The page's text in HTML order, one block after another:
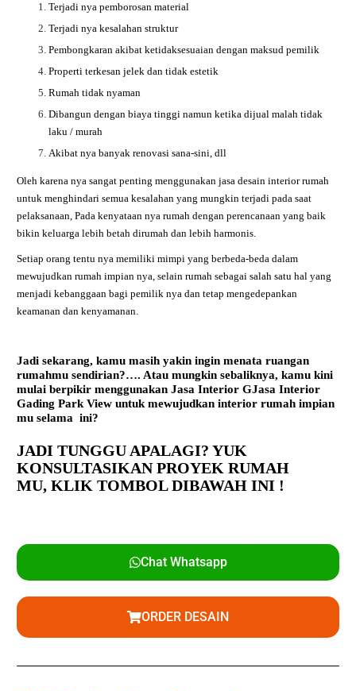
Terjadi nya pemborosan material
Terjadi nya kesalahan struktur
Pembongkaran akibat ketidaksesuaian dengan maksud pemilik
Properti terkesan jelek dan tidak estetik
Rumah tidak nyaman
Dibangun dengan biaya tinggi namun ketika dijual malah tidak
laku / murah
Akibat nya banyak renovasi sana-sini, dll
Oleh karena nya sangat penting menggunakan jasa desain interior rumah
untuk menghindari semua kesalahan yang mungkin terjadi pada saat
pelaksanaan, Pada kenyataan nya rumah dengan perencanaan yang baik
bikin keluarga lebih betah dirumah dan lebih harmonis.
Setiap orang tentu nya memiliki mimpi yang berbeda-beda dalam
mewujudkan rumah impian nya, selain rumah sebagai salah satu hal yang
menjadi kebanggaan bagi pemilik nya dan tetap mengedepankan
keamanan dan kenyamanan.
Jadi sekarang, kamu masih yakin ingin menata ruangan
rumahmu sendirian?…. Atau mungkin sebaliknya, kamu kini
mulai berpikir menggunakanJasa Interior GJasa Interior
Gading Park View untuk mewujudkan interior rumah impian
mu selama ini?
JADI TUNGGU APALAGI? YUK
KONSULTASIKAN PROYEK RUMAH
MU,KLIK TOMBOL DIBAWAH INI !
Chat Whatsapp
ORDER DESAIN